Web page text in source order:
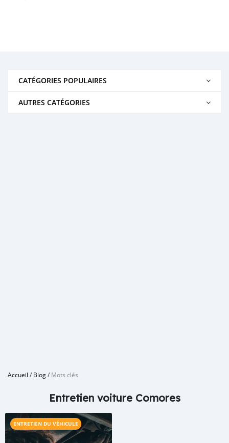
CATÉGORIES POPULAIRES
AUTRES CATÉGORIES
Accueil /Blog/Mots clés
Entretien voiture Comores
ENTRETIEN DU VÉHICULE